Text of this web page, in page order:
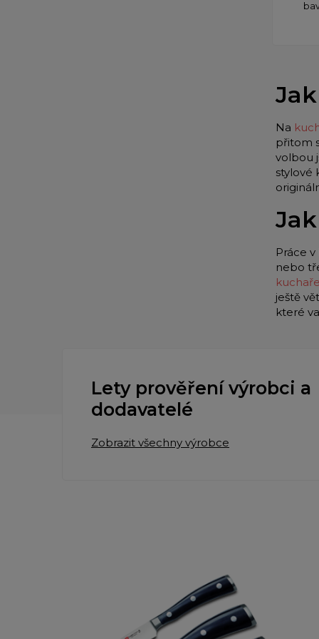
Na
přitom
volbou
stylové
Práce
nebo
kuchaře
ještě
které
Lety prověření výrobci a
dodavatelé
Zobrazit všechny výrobce